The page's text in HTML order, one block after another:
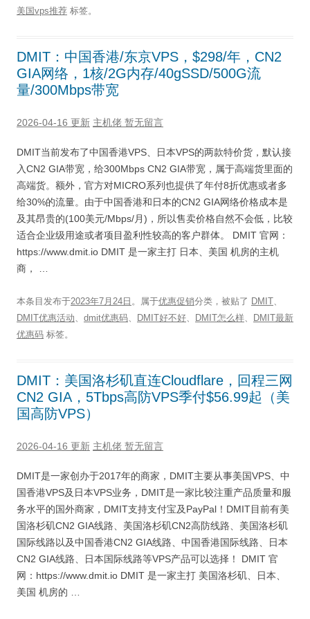
美国vps推荐 标签。
DMIT：中国香港/东京VPS，$298/年，CN2
GIA网络，1核/2G内存/40gSSD/500G流
量/300Mbps带宽
2026-04-16 更新 主机佬 暂无留言
DMIT当前发布了中国香港VPS、日本VPS的两款特价货，默认接
入CN2 GIA带宽，给300Mbps CN2 GIA带宽，属于高端货里面的
高端货。额外，官方对MICRO系列也提供了年付8折优惠或者多
给30%的流量。由于中国香港和日本的CN2 GIA网络价格成本是
及其昂贵的(100美元/Mbps/月)，所以售卖价格自然不会低，比较
适合企业级用途或者项目盈利性较高的客户群体。 DMIT 官网：
https://www.dmit.io DMIT 是一家主打 日本、美国 机房的主机
商， …
本条目发布于2023年7月24日 。属于优惠促销分类，被贴了 DMIT、
DMIT优惠活动、 dmit优惠码、 DMIT好不好、 DMIT怎么样、
DMIT最新
优惠码 标签。
DMIT：美国洛杉矶直连Cloudflare，回程三网
CN2 GIA，5Tbps高防VPS季付$56.99起（美
国高防VPS）
2026-04-16 更新 主机佬 暂无留言
DMIT是一家创办于2017年的商家，DMIT主要从事美国VPS、中
国香港VPS及日本VPS业务，DMIT是一家比较注重产品质量和服
务水平的国外商家，DMIT支持支付宝及PayPal！DMIT目前有美
国洛杉矶CN2 GIA线路、美国洛杉矶CN2高防线路、美国洛杉矶
国际线路以及中国香港CN2 GIA线路、中国香港国际线路、日本
CN2 GIA线路、日本国际线路等VPS产品可以选择！ DMIT 官
网：https://www.dmit.io DMIT 是一家主打 美国洛杉矶、日本、
美国 机房的 …